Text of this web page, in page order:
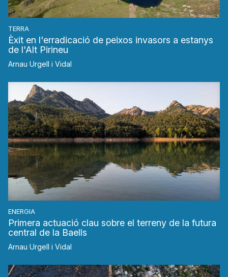
TERRA
Èxit en l'erradicació de peixos invasors a estanys
de l'Alt Pirineu
Arnau Urgell i Vidal
ENERGIA
Primera actuació clau sobre el terreny de la futura
central de la Baells
Arnau Urgell i Vidal